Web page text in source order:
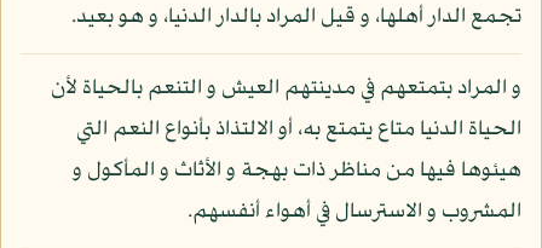
تجمع الدار أهلها، و قيل المراد بالدار الدنيا، و هو بعيد.
و المراد بتمتعهم في مدينتهم العيش و التنعم بالحياة لأن
الحياة الدنيا متاع يتمتع به، أو الالتذاذ بأنواع النعم التي
هيئوها فيها من مناظر ذات بهجة و الأثاث و المأكول و
المشروب و الاسترسال في أهواء أنفسهم.